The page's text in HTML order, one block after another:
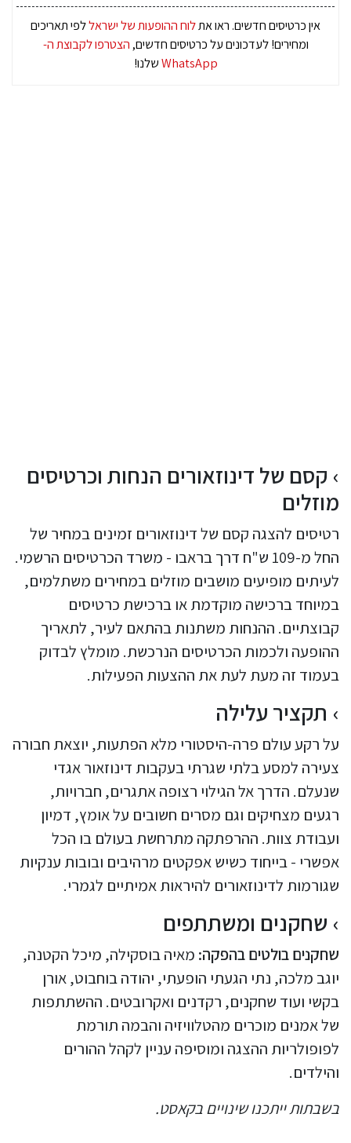
אין כרטיסים חדשים. ראו אתלוח ההופעות של ישראללפי תאריכים
ומחירים! לעדכונים על כרטיסים חדשים, הצטרפו לקבוצת ה-
WhatsAppשלנו!
קסם של דינוזאורים הנחות וכרטיסים
מוזלים
רטיסים להצגה קסם של דינוזאורים זמינים במחיר של
החל מ-109 ש"ח דרך בראבו - משרד הכרטיסים הרשמי.
לעיתים מופיעים מושבים מוזלים במחירים משתלמים,
במיוחד ברכישה מוקדמת או ברכישת כרטיסים
קבוצתיים. ההנחות משתנות בהתאם לעיר, לתאריך
ההופעה ולכמות הכרטיסים הנרכשת. מומלץ לבדוק
בעמוד זה מעת לעת את ההצעות הפעילות.
תקציר עלילה
על רקע עולם פרה-היסטורי מלא הפתעות, יוצאת חבורה
צעירה למסע בלתי שגרתי בעקבות דינוזאור אגדי
שנעלם. הדרך אל הגילוי רצופה אתגרים, חברויות,
רגעים מצחיקים וגם מסרים חשובים על אומץ, דמיון
ועבודת צוות. ההרפתקה מתרחשת בעולם בו הכל
אפשרי - בייחוד כשיש אפקטים מרהיבים ובובות ענקיות
שגורמות לדינוזאורים להיראות אמיתיים לגמרי.
שחקנים ומשתתפים
שחקנים בולטים בהפקה: מאיה בוסקילה, מיכל הקטנה,
יוגב מלכה, נתי הגעתי הופעתי, יהודה בוחבוט, אורן
בקשי ועוד שחקנים, רקדנים ואקרובטים. ההשתתפות
של אמנים מוכרים מהטלוויזיה והבמה תורמת
לפופולריות ההצגה ומוסיפה עניין לקהל ההורים
והילדים.
בשבתות ייתכנו שינויים בקאסט.